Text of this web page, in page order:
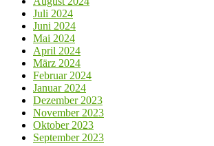
Juli 2024
Juni 2024
Mai 2024
April 2024
März 2024
Februar 2024
Januar 2024
Dezember 2023
November 2023
Oktober 2023
September 2023